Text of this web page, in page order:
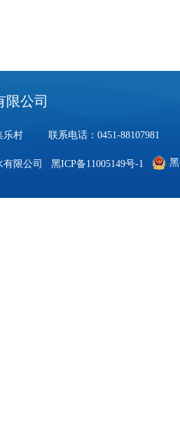
限公司
集乐村 联系电话：0451-88107981
有限公司 黑ICP备11005149号-1